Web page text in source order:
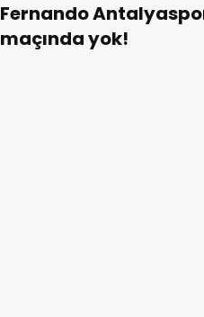
Fernando
maçında yok!